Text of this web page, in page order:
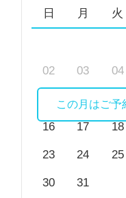
日 月 火
02 03 04
10 11
16 17 18
23 24 25
30 31
この月はご予